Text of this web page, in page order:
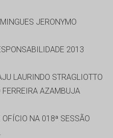
JERONYMO
2013
LAURINDO STRAGLIOTTO
FERREIRA AZAMBUJA
OFÍCIO NA 018ª SESSÃO